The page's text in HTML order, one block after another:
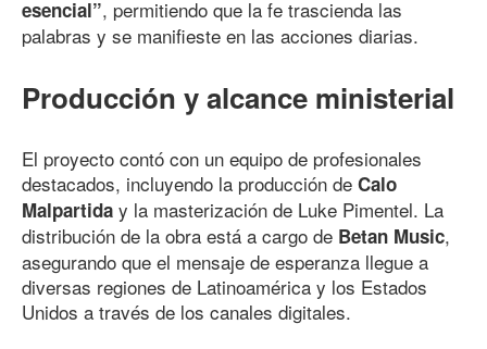
esencial”, permitiendo que la fe trascienda las
palabras y se manifieste en las acciones diarias.
Producción y alcance ministerial
El proyecto contó con un equipo de profesionales
destacados, incluyendo la producción de Calo
Malpartida y la masterización de Luke Pimentel. La
distribución de la obra está a cargo de Betan Music,
asegurando que el mensaje de esperanza llegue a
diversas regiones de Latinoamérica y los Estados
Unidos a través de los canales digitales.